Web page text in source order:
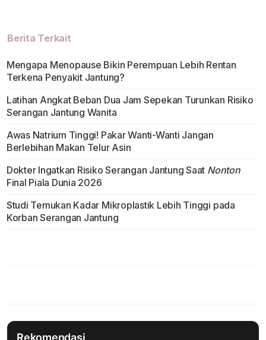
Berita Terkait
Mengapa Menopause Bikin Perempuan Lebih Rentan
Terkena Penyakit Jantung?
Latihan Angkat Beban Dua Jam Sepekan Turunkan Risiko
Serangan Jantung Wanita
Awas Natrium Tinggi! Pakar Wanti-Wanti Jangan
Berlebihan Makan Telur Asin
Dokter Ingatkan Risiko Serangan Jantung Saat Nonton
Final Piala Dunia 2026
Studi Temukan Kadar Mikroplastik Lebih Tinggi pada
Korban Serangan Jantung